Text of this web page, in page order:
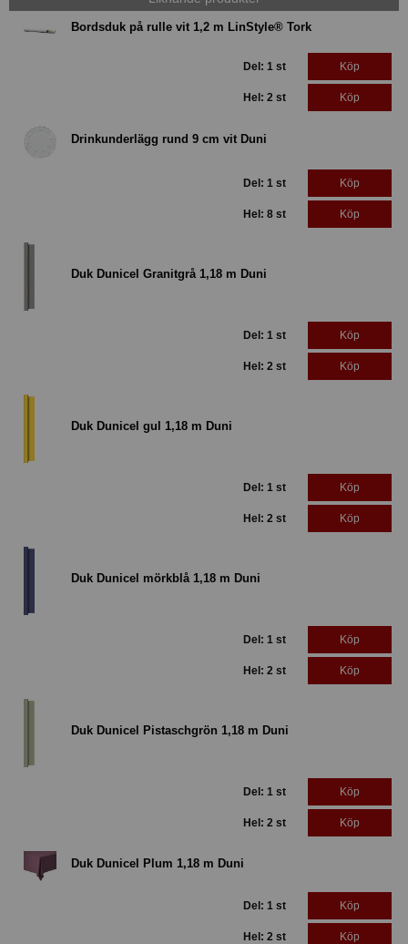
Bordsduk på rulle vit 1,2 m LinStyle® Tork
Del: 1 st Köp
Hel: 2 st Köp
Drinkunderlägg rund 9 cm vit Duni
Del: 1 st Köp
Hel: 8 st Köp
Duk Dunicel Granitgrå 1,18 m Duni
Del: 1 st Köp
Hel: 2 st Köp
Duk Dunicel gul 1,18 m Duni
Del: 1 st Köp
Hel: 2 st Köp
Duk Dunicel mörkblå 1,18 m Duni
Del: 1 st Köp
Hel: 2 st Köp
Duk Dunicel Pistaschgrön 1,18 m Duni
Del: 1 st Köp
Hel: 2 st Köp
Duk Dunicel Plum 1,18 m Duni
Del: 1 st Köp
Hel: 2 st Köp